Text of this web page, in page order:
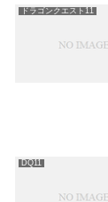
ドラゴンクエスト11
DQ11